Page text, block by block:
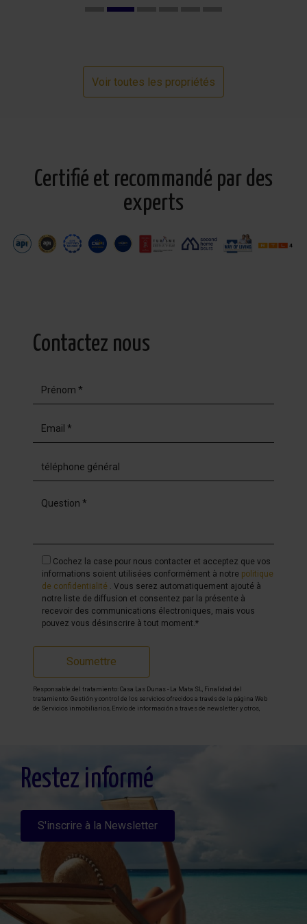
Voir toutes les propriétés
Certifié et recommandé par des
experts
Contactez nous
Cochez la case pour nous contacter et acceptez que vos
informations soient utilisées conformément à notre politique
de confidentialité
. Vous serez automatiquement ajouté à
notre liste de diffusion et consentez par la présente à
recevoir des communications électroniques, mais vous
pouvez vous désinscrire à tout moment.*
Soumettre
Responsable del tratamiento: Casa Las Dunas - La Mata SL, Finalidad del
tratamiento: Gestión y control de los servicios ofrecidos a través de la página Web
de Servicios inmobiliarios, Envío de información a traves de newsletter y otros,
detallada sobre protección de datos
Aquí.
Restez informé
S'inscrire à la Newsletter